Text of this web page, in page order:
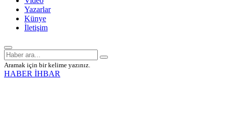
Yazarlar
Künye
İletişim
Aramak için bir kelime yazınız.
HABER İHBAR